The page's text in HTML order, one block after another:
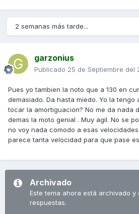
2 semanas más tarde...
garzonius
Publicado 25 de Septiembre del
Pues yo tambien la noto que a 130 en
demasiado. Da hasta miedo. Yo la tengo
tocar la amortiguacion? No me da nada
demas la moto genial . Muy agil. No se
no voy nada comodo a esas
parece tanta velocidad para que pase
Archivado
Este tema ahora está archivado
respuestas.